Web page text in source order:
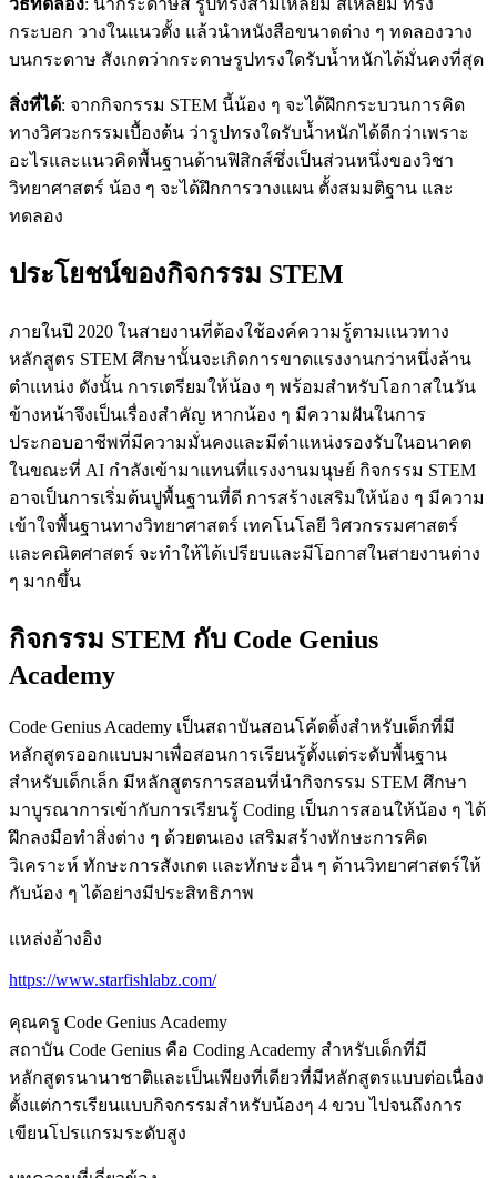
วิธีทดลอง: นำกระดาษสี รูปทรงสามเหลี่ยม สี่เหลี่ยม ทรง
กระบอก วางในแนวตั้ง แล้วนำหนังสือขนาดต่าง ๆ ทดลองวาง
บนกระดาษ สังเกตว่ากระดาษรูปทรงใดรับน้ำหนักได้มั่นคงที่สุด
สิ่งที่ได้: จากกิจกรรม STEM นี้น้อง ๆ จะได้ฝึกกระบวนการคิด
ทางวิศวะกรรมเบื้องต้น ว่ารูปทรงใดรับน้ำหนักได้ดีกว่าเพราะ
อะไรและแนวคิดพื้นฐานด้านฟิสิกส์ซึ่งเป็นส่วนหนึ่งของวิชา
วิทยาศาสตร์ น้อง ๆ จะได้ฝึกการวางแผน ตั้งสมมติฐาน และ
ทดลอง
ประโยชน์ของกิจกรรม STEM
ภายในปี 2020 ในสายงานที่ต้องใช้องค์ความรู้ตามแนวทาง
หลักสูตร STEM ศึกษานั้นจะเกิดการขาดแรงงานกว่าหนึ่งล้าน
ตำแหน่ง ดังนั้น การเตรียมให้น้อง ๆ พร้อมสำหรับโอกาสในวัน
ข้างหน้าจึงเป็นเรื่องสำคัญ หากน้อง ๆ มีความฝันในการ
ประกอบอาชีพที่มีความมั่นคงและมีตำแหน่งรองรับในอนาคต
ในขณะที่ AI กำลังเข้ามาแทนที่แรงงานมนุษย์ กิจกรรม STEM
อาจเป็นการเริ่มต้นปูพื้นฐานที่ดี การสร้างเสริมให้น้อง ๆ มีความ
เข้าใจพื้นฐานทางวิทยาศาสตร์ เทคโนโลยี วิศวกรรมศาสตร์
และคณิตศาสตร์ จะทำให้ได้เปรียบและมีโอกาสในสายงานต่าง
ๆ มากขึ้น
กิจกรรม STEM กับ Code Genius
Academy
Code Genius Academy เป็นสถาบันสอนโค้ดดิ้งสำหรับเด็กที่มี
หลักสูตรออกแบบมาเพื่อสอนการเรียนรู้ตั้งแต่ระดับพื้นฐาน
สำหรับเด็กเล็ก มีหลักสูตรการสอนที่นำกิจกรรม STEM ศึกษา
มาบูรณาการเข้ากับการเรียนรู้ Coding เป็นการสอนให้น้อง ๆ ได้
ฝึกลงมือทำสิ่งต่าง ๆ ด้วยตนเอง เสริมสร้างทักษะการคิด
วิเคราะห์ ทักษะการสังเกต และทักษะอื่น ๆ ด้านวิทยาศาสตร์ให้
กับน้อง ๆ ได้อย่างมีประสิทธิภาพ
แหล่งอ้างอิง
https://www.starfishlabz.com/
คุณครู Code Genius Academy
สถาบัน Code Genius คือ Coding Academy สำหรับเด็กที่มี
หลักสูตรนานาชาติและเป็นเพียงที่เดียวที่มีหลักสูตรแบบต่อเนื่อง
ตั้งแต่การเรียนแบบกิจกรรมสำหรับน้องๆ 4 ขวบ ไปจนถึงการ
เขียนโปรแกรมระดับสูง